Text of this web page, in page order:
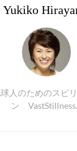
Yukiko
人のためのスピ
ン